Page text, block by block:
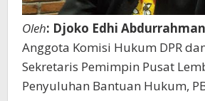
Oleh: Djoko Edhi Abdurrahman
Anggota Komisi Hukum DPR
Sekretaris Pemimpin Pusat
Penyuluhan Bantuan Hukum,